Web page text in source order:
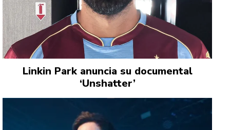
Linkin Park anuncia su documental
‘Unshatter’